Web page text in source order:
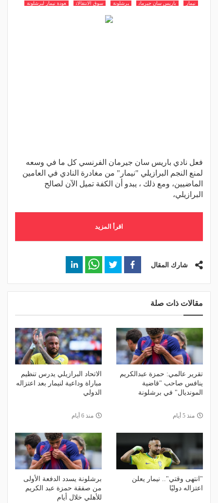
نيمار باريس سان جيرمان برشلونة سوق الانتقالات عودة نيمار لبرشلونة
فعل نادي باريس سان جيرمان الفرنسي كل ما في وسعه
لمنع النجم البرازيلي "نيمار" من مغادرة النادي في العامين
الماضيين، ومع ذلك ، يبدو أن الكفة تميل الآن لصالح
البرازيلي،
اقرأ المزيد
شارك المقال
مقالات ذات صلة
تقرير عالمي: حمزة عبدالكريم
ينافس صاحب "قاضية
المونديال" في برشلونة
منذ 5 أيام
الاتحاد البرازيلي يدرس تنظيم
مباراة وداعية لنيمار بعد اعتزاله
الدولي
منذ 6 أيام
"انتهى وقتي".. نيمار يعلن
اعتزاله دوليًا
برشلونة يسدد الدفعة الأولى
من صفقة حمزة عبد الكريم
للأهلي خلال أيام